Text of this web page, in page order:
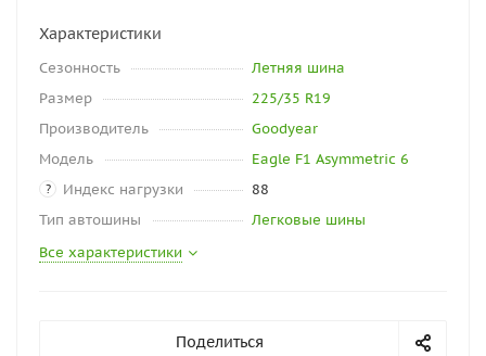
Характеристики
Сезонность
Летняя шина
Размер
225/35 R19
Производитель
Goodyear
Модель
Eagle F1 Asymmetric 6
? Индекс нагрузки
88
Тип автошины
Легковые шины
Все характеристики
Поделиться